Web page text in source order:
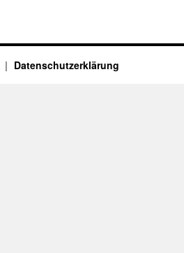
Datenschutzerklärung